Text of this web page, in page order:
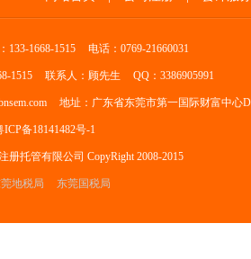
133-1668-1515 电话：0769-21660031
1515 联系人：顾先生 QQ：3386905991
地址：广东省东莞市第一国际财富中心
备18141482号-1
册托管有限公司 CopyRight 2008-2015
地税局 东莞国税局